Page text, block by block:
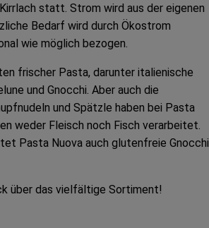
statt. Strom wird aus der eigenen
Bedarf wird durch Ökostrom
wie möglich bezogen.
frischer Pasta, darunter italienische
und Gnocchi. Aber auch die
und Spätzle haben bei Pasta
weder Fleisch noch Fisch verarbeitet.
Pasta Nuova auch glutenfreie Gnocchi
über das vielfältige Sortiment!